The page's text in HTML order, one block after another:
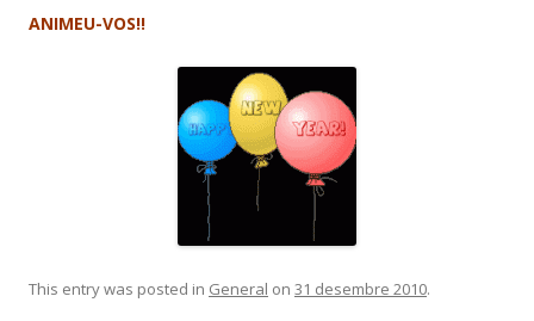
ANIMEU-VOS!!
This entry was posted in General on 31 desembre 2010.